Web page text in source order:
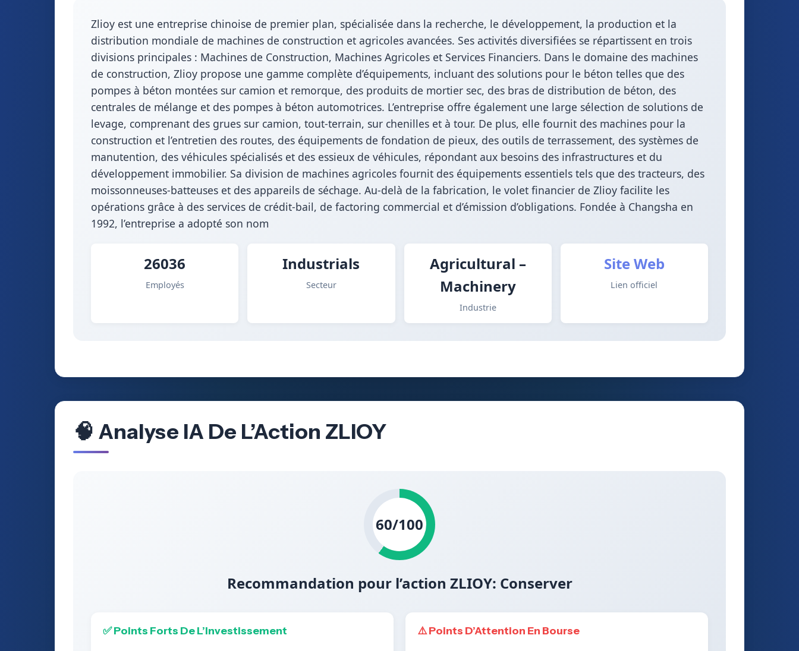
Zlioy est une entreprise chinoise de premier plan, spécialisée dans la recherche, le développement, la production et la
distribution mondiale de machines de construction et agricoles avancées. Ses activités diversifiées se répartissent en trois
divisions principales : Machines de Construction, Machines Agricoles et Services Financiers. Dans le domaine des machines
de construction, Zlioy propose une gamme complète d’équipements, incluant des solutions pour le béton telles que des
pompes à béton montées sur camion et remorque, des produits de mortier sec, des bras de distribution de béton, des
centrales de mélange et des pompes à béton automotrices. L’entreprise offre également une large sélection de solutions de
levage, comprenant des grues sur camion, tout-terrain, sur chenilles et à tour. De plus, elle fournit des machines pour la
construction et l’entretien des routes, des équipements de fondation de pieux, des outils de terrassement, des systèmes de
manutention, des véhicules spécialisés et des essieux de véhicules, répondant aux besoins des infrastructures et du
développement immobilier. Sa division de machines agricoles fournit des équipements essentiels tels que des tracteurs, des
moissonneuses-batteuses et des appareils de séchage. Au-delà de la fabrication, le volet financier de Zlioy facilite les
opérations grâce à des services de crédit-bail, de factoring commercial et d’émission d’obligations. Fondée à Changsha en
1992, l’entreprise a adopté son nom
26036
Employés
Industrials
Secteur
Agricultural –
Machinery
Industrie
Site Web
Lien officiel
🧠 Analyse IA De L’Action ZLIOY
60/100
Recommandation pour l’action ZLIOY: Conserver
✅ Points Forts De L’Investissement ⚠️ Points D’Attention En Bourse